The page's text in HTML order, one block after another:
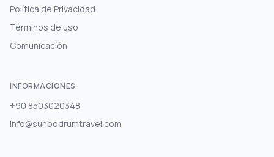
Política de Privacidad
Términos de uso
Comunicación
INFORMACIONES
+90 8503020348
info@sunbodrumtravel.com